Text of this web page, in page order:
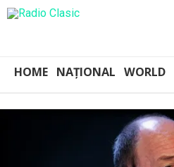
HOME NAȚIONAL WORLD